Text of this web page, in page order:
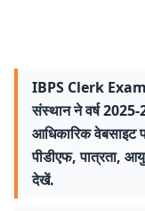
IBPS Clerk
संस्थान ने वर्ष 2025-
आधिकारिक वेबसाइट
पीडीएफ, पात्रता,
देखें.